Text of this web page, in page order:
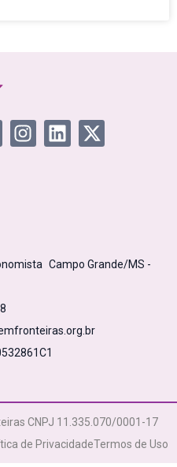
Campo Grande/MS -
CNPJ 11.335.070/0001-17
de PrivacidadeTermos de Uso